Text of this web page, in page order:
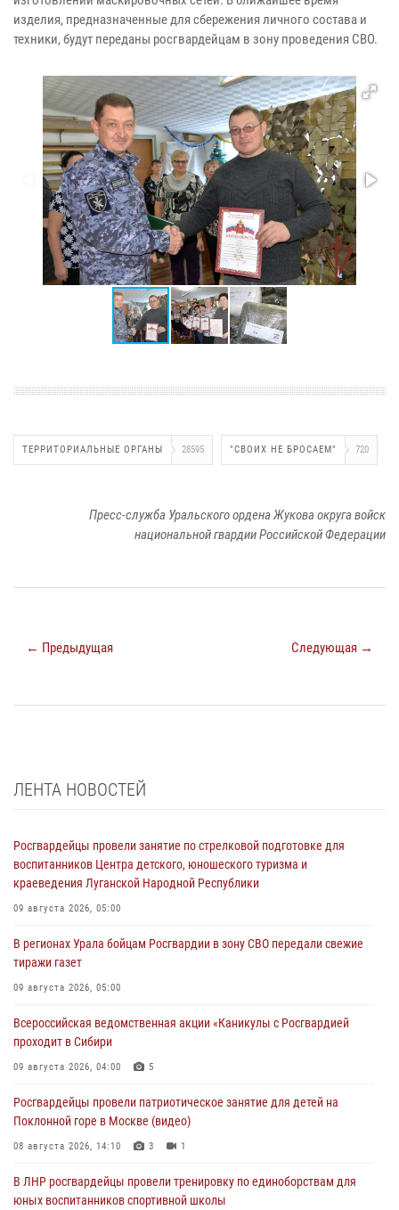
изделия, предназначенные для сбережения личного состава и
техники, будут переданы росгвардейцам в зону проведения СВО.
ТЕРРИТОРИАЛЬНЫЕ ОРГАНЫ 28595 "СВОИХ НЕ БРОСАЕМ" 720
Пресс-служба Уральского ордена Жукова округа войск
национальной гвардии Российской Федерации
← Предыдущая Следующая →
ЛЕНТА НОВОСТЕЙ
Росгвардейцы провели занятие по стрелковой подготовке для
воспитанников Центра детского, юношеского туризма и
краеведения Луганской Народной Республики
09 августа 2026, 05:00
В регионах Урала бойцам Росгвардии в зону СВО передали свежие
тиражи газет
09 августа 2026, 05:00
Всероссийская ведомственная акции «Каникулы с Росгвардией
проходит в Сибири
09 августа 2026, 04:00 5
Росгвардейцы провели патриотическое занятие для детей на
Поклонной горе в Москве (видео)
08 августа 2026, 14:10 3 1
В ЛНР росгвардейцы провели тренировку по единоборствам для
юных воспитанников спортивной школы